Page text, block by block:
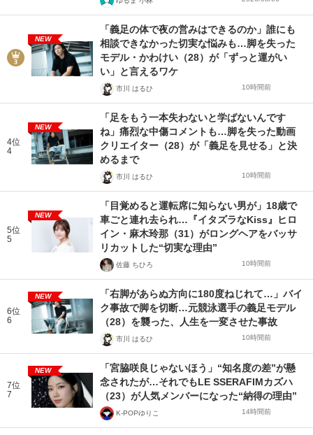
NEW
「義足の体で夜の営みはできるのか」誰にも
相談できなかった切実な悩みも…脚を失った
モデル・かわけい（28）が「ずっと運がい
い」と言えるワケ
市川 はるひ 10時間前
4位
4
NEW
「足をもう一本失わないと学ばないんです
ね」痛烈な中傷コメントも…脚を失った動画
クリエイター（28）が「義足を見せる」と決
めるまで
市川 はるひ 10時間前
5位
5
NEW
「目覚めると運転席に知らない男が」18歳で
車ごと連れ去られ…『イタズラなKiss』ヒロ
イン・麻木玲那（31）がロングヘアをバッサ
リカットした“切実な理由”
佐藤 ちひろ 10時間前
6位
6
NEW
「右脚があらぬ方向に180度ねじれて…」バイ
ク事故で脚を切断…元競泳選手の義足モデル
（28）を襲った、人生を一変させた事故
市川 はるひ 10時間前
7位
7
NEW
「宮脇咲良じゃないほう」“知名度の差”が懸
念されたが…それでもLE SSERAFIMカズハ
（23）が人気メンバーになった“納得の理由”
K-POPゆりこ 14時間前